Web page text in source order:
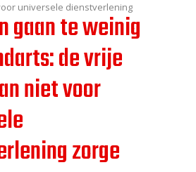
universele dienstverlening
gaan te weinig
de vrije
niet voor
zorge